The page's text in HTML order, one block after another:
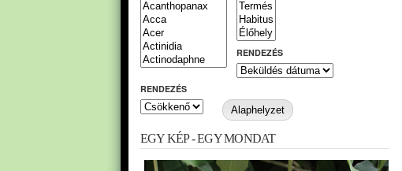
RENDEZÉS
RENDEZÉS
EGY KÉP - EGY MONDAT